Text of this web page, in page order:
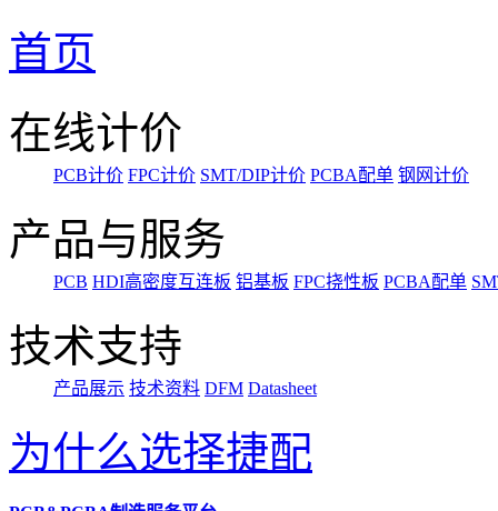
首页
在线计价
PCB计价 FPC计价 SMT/DIP计价 PCBA配单 钢网计价
产品与服务
PCB HDI高密度互连板 铝基板 FPC挠性板 PCBA配单
技术支持
产品展示 技术资料 DFM Datasheet
为什么选择捷配